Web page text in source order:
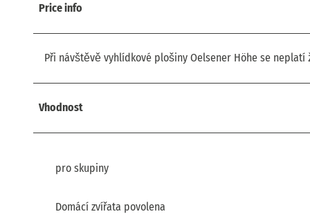
Price info
Při návštěvě vyhlídkové plošiny Oelsener Höhe se neplatí
Vhodnost
pro skupiny
Domácí zvířata povolena